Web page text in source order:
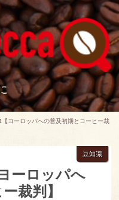
【ヨーロッパへの普及初期とコーヒー裁
ーロッパへ
裁判】
豆知識